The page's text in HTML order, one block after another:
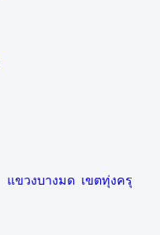
แขวงบางมด เขตทุ่งครุ